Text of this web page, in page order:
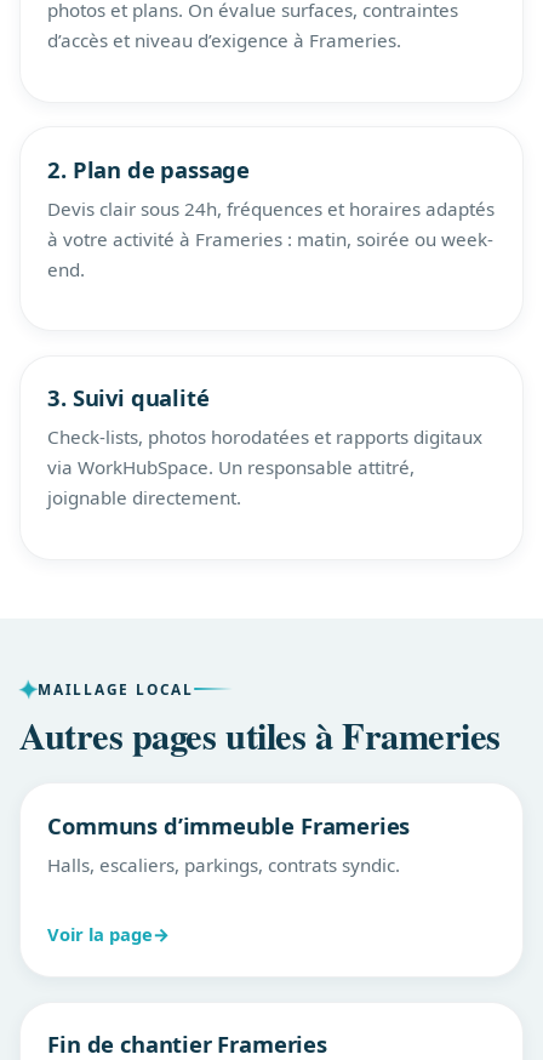
photos et plans. On évalue surfaces, contraintes
d’accès et niveau d’exigence à Frameries.
2. Plan de passage
Devis clair sous 24h, fréquences et horaires adaptés
à votre activité à Frameries : matin, soirée ou week-
end.
3. Suivi qualité
Check-lists, photos horodatées et rapports digitaux
via WorkHubSpace. Un responsable attitré,
joignable directement.
MAILLAGE LOCAL
Autres pages utiles à Frameries
Communs d’immeuble Frameries
Halls, escaliers, parkings, contrats syndic.
Voir la page→
Fin de chantier Frameries